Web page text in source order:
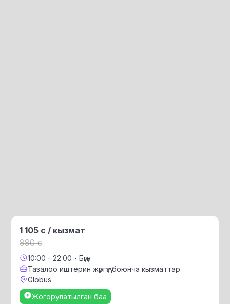
1 105 с / кызмат
990 с
10:00 - 22:00・Бүгүн
Тазалоо иштерин жүргүзүү боюнча кызматтар
Globus
Жогорулатылган баа